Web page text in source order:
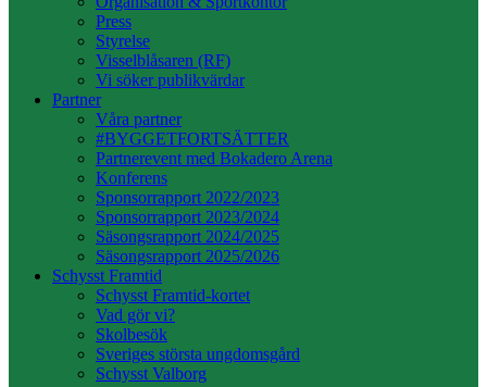
Press
Styrelse
Visselblåsaren (RF)
Vi söker publikvärdar
Partner
Våra partner
#BYGGETFORTSÄTTER
Partnerevent med Bokadero Arena
Konferens
Sponsorrapport 2022/2023
Sponsorrapport 2023/2024
Säsongsrapport 2024/2025
Säsongsrapport 2025/2026
Schysst Framtid
Schysst Framtid-kortet
Vad gör vi?
Skolbesök
Sveriges största ungdomsgård
Schysst Valborg